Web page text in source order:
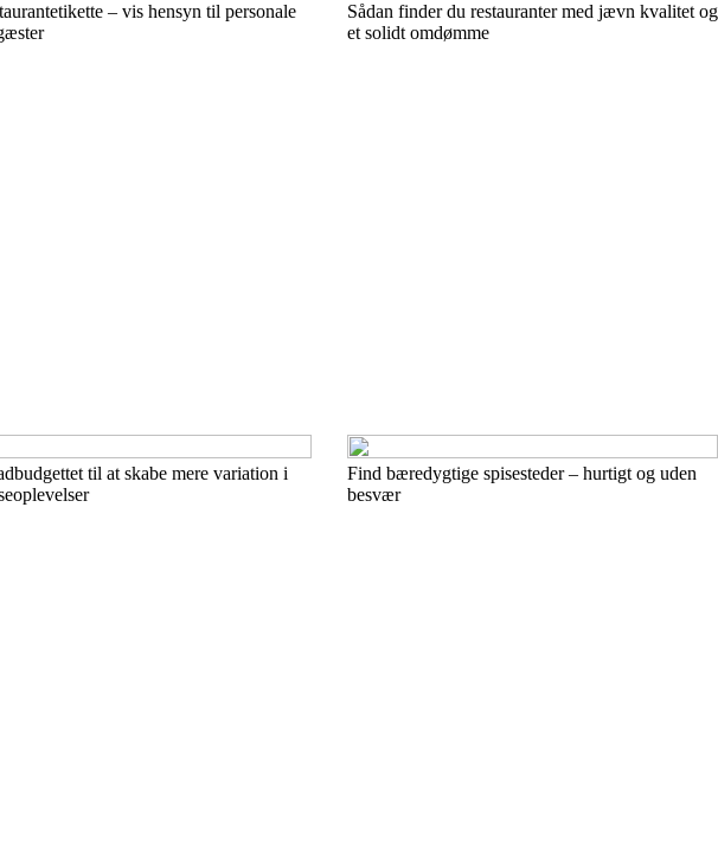
– vis hensyn til personale
Sådan finder du restauranter med jævn kvalitet og
et solidt omdømme
til at skabe mere variation i
Find bæredygtige spisesteder – hurtigt og uden
besvær